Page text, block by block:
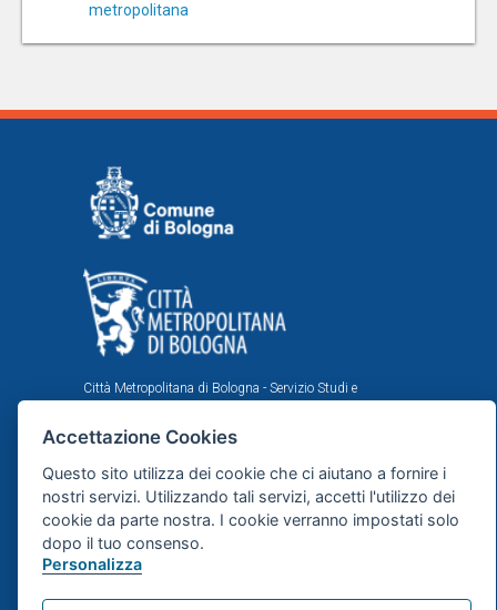
metropolitana
Città Metropolitana di Bologna - Servizio Studi e
Comune di Bologna - Area Programmazione, Statistica e
di Statistica
Il portale statistico metropolitano è stato realizzato
nell'ambito dell'accordo istituzionale fra Città
Metropolitana e Comune di Bologna in tema di statistica
e ricerche demografiche, sociali ed economiche.
Accettazione Cookies
Questo sito utilizza dei cookie che ci aiutano a fornire i
nostri servizi. Utilizzando tali servizi, accetti l'utilizzo dei
cookie da parte nostra. I cookie verranno impostati solo
dopo il tuo consenso.
Personalizza